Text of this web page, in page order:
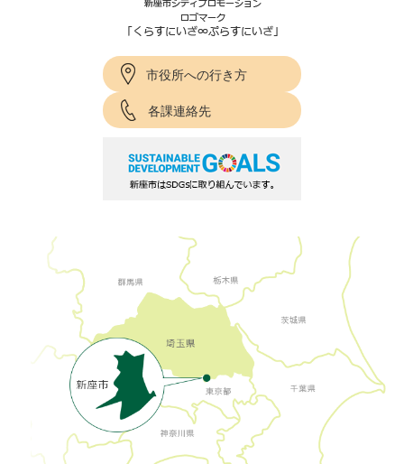
市役所への行き方
各課連絡先